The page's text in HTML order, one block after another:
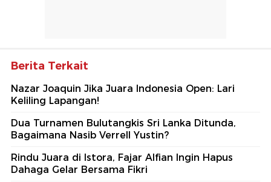
Berita Terkait
Nazar Joaquin Jika Juara Indonesia Open: Lari
Keliling Lapangan!
Dua Turnamen Bulutangkis Sri Lanka Ditunda,
Bagaimana Nasib Verrell Yustin?
Rindu Juara di Istora, Fajar Alfian Ingin Hapus
Dahaga Gelar Bersama Fikri